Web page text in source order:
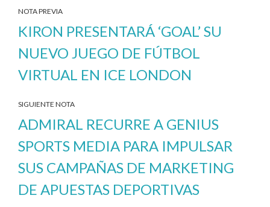
NOTA PREVIA
KIRON PRESENTARÁ ‘GOAL’ SU
NUEVO JUEGO DE FÚTBOL
VIRTUAL EN ICE LONDON
SIGUIENTE NOTA
ADMIRAL RECURRE A GENIUS
SPORTS MEDIA PARA IMPULSAR
SUS CAMPAÑAS DE MARKETING
DE APUESTAS DEPORTIVAS